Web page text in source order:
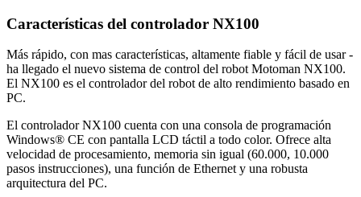
Características del controlador NX100
Más rápido, con mas características, altamente fiable y fácil de usar -
ha llegado el nuevo sistema de control del robot Motoman NX100.
El NX100 es el controlador del robot de alto rendimiento basado en
PC.
El controlador NX100 cuenta con una consola de programación
Windows® CE con pantalla LCD táctil a todo color. Ofrece alta
velocidad de procesamiento, memoria sin igual (60.000, 10.000
pasos instrucciones), una función de Ethernet y una robusta
arquitectura del PC.